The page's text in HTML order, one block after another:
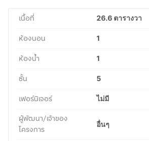
เนื้อที่ 26.6 ตารางวา
ห้องนอน 1
ห้องน้ำ 1
ชั้น 5
เฟอร์นิเจอร์ ไม่มี
ผู้พัฒนา/เจ้าของ
โครงการ
อื่นๆ